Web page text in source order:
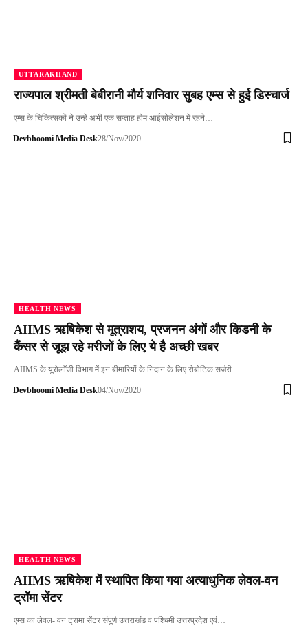
UTTARAKHAND
राज्यपाल श्रीमती बेबीरानी मौर्य शनिवार सुबह एम्स से हुई डिस्चार्ज
एम्स के चिकित्सकों ने उन्हें अभी एक सप्ताह होम आईसोलेशन में रहने…
Devbhoomi Media Desk28/Nov/2020
HEALTH NEWS
AIIMS ऋषिकेश से मूत्राशय, प्रजनन अंगों और किडनी के
कैंसर से जूझ रहे मरीजों के लिए ये है अच्छी खबर
AIIMS के यूरोलाॅजी विभाग में इन बीमारियों के निदान के लिए रोबोटिक सर्जरी…
Devbhoomi Media Desk04/Nov/2020
HEALTH NEWS
AIIMS ऋषिकेश में स्थापित किया गया अत्याधुनिक लेवल-वन
ट्रॉमा सेंटर
एम्स का लेवल- वन ट्रामा सेंटर संपूर्ण उत्तराखंड व पश्चिमी उत्तरप्रदेश एवं…